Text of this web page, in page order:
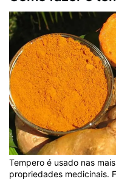
Tempero é usado nas
propriedades medicinais.